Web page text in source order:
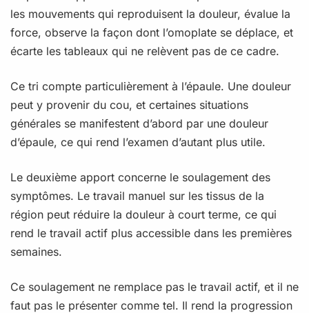
les mouvements qui reproduisent la douleur, évalue la
force, observe la façon dont l’omoplate se déplace, et
écarte les tableaux qui ne relèvent pas de ce cadre.
Ce tri compte particulièrement à l’épaule. Une douleur
peut y provenir du cou, et certaines situations
générales se manifestent d’abord par une douleur
d’épaule, ce qui rend l’examen d’autant plus utile.
Le deuxième apport concerne le soulagement des
symptômes. Le travail manuel sur les tissus de la
région peut réduire la douleur à court terme, ce qui
rend le travail actif plus accessible dans les premières
semaines.
Ce soulagement ne remplace pas le travail actif, et il ne
faut pas le présenter comme tel. Il rend la progression